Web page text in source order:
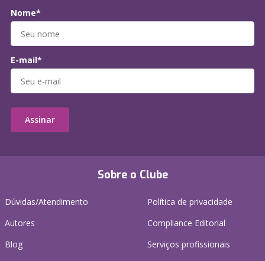
Sobre o Clube
Dúvidas/Atendimento
Autores
Blog
Política de privacidade
Compliance Editorial
Serviços profissionais
Nome*
E-mail*
Assinar